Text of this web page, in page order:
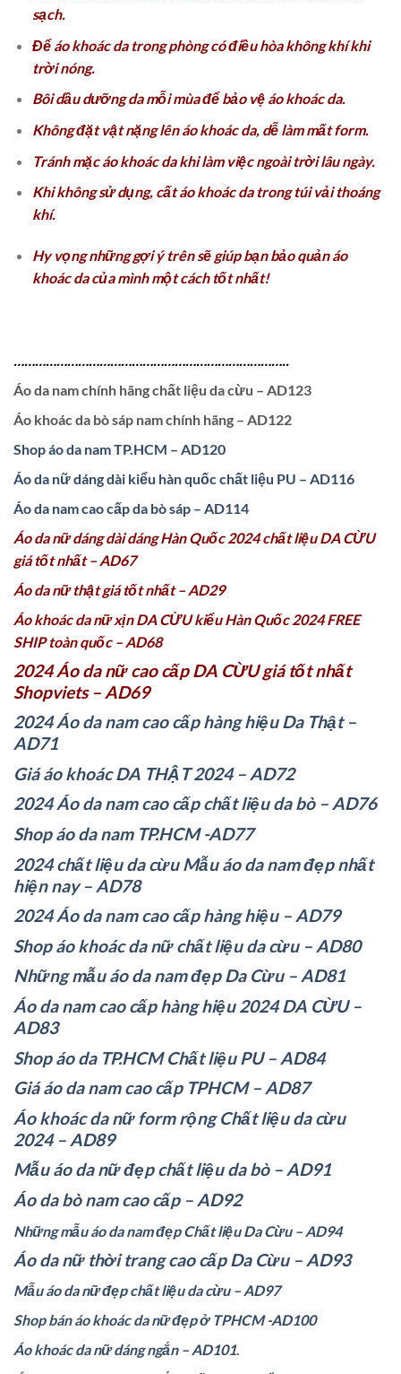
sạch.
Để áo khoác da trong phòng có điều hòa không khí khi
trời nóng.
Bôi dầu dưỡng da mỗi mùa để bảo vệ áo khoác da.
Không đặt vật nặng lên áo khoác da, dễ làm mất form.
Tránh mặc áo khoác da khi làm việc ngoài trời lâu ngày.
Khi không sử dụng, cất áo khoác da trong túi vải thoáng
khí.
Hy vọng những gợi ý trên sẽ giúp bạn bảo quản áo
khoác da của mình một cách tốt nhất!
…………………………………………………………………..
Áo da nam chính hãng chất liệu da cừu – AD123
Áo khoác da bò sáp nam chính hãng – AD122
Shop áo da nam TP.HCM – AD120
Áo da nữ dáng dài kiểu hàn quốc chất liệu PU – AD116
Áo da nam cao cấp da bò sáp – AD114
Áo da nữ dáng dài dáng Hàn Quốc 2024 chất liệu DA CỪU
giá tốt nhất – AD67
Áo da nữ thật giá tốt nhất – AD29
Áo khoác da nữ xịn DA CỪU kiểu Hàn Quốc 2024 FREE
SHIP toàn quốc – AD68
2024 Áo da nữ cao cấp DA CỪU giá tốt nhất
Shopviets – AD69
2024 Áo da nam cao cấp hàng hiệu Da Thật –
AD71
Giá áo khoác DA THẬT 2024 – AD72
2024 Áo da nam cao cấp chất liệu da bò – AD76
Shop áo da nam TP.HCM -AD77
2024 chất liệu da cừu Mẫu áo da nam đẹp nhất
hiện nay – AD78
2024 Áo da nam cao cấp hàng hiệu – AD79
Shop áo khoác da nữ chất liệu da cừu – AD80
Những mẫu áo da nam đẹp Da Cừu – AD81
Áo da nam cao cấp hàng hiệu 2024 DA CỪU –
AD83
Shop áo da TP.HCM Chất liệu PU – AD84
Giá áo da nam cao cấp TPHCM – AD87
Áo khoác da nữ form rộng Chất liệu da cừu
2024 – AD89
Mẫu áo da nữ đẹp chất liệu da bò – AD91
Áo da bò nam cao cấp – AD92
Những mẫu áo da nam đẹp Chất liệu Da Cừu – AD94
Áo da nữ thời trang cao cấp Da Cừu – AD93
Mẫu áo da nữ đẹp chất liệu da cừu – AD97
Shop bán áo khoác da nữ đẹp ở TPHCM -AD100
Áo khoác da nữ dáng ngắn – AD101.